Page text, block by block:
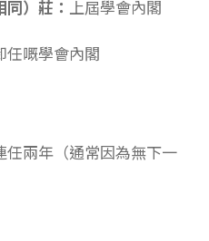
）莊： 上屆學會內閣
任嘅學會內閣
任兩年（通常因為無下一